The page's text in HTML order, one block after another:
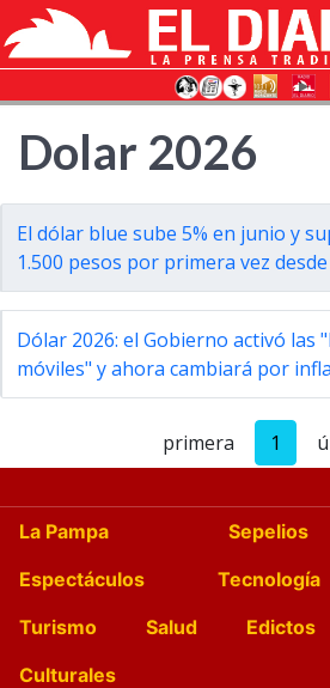
Dolar 2026
El dólar blue sube 5% en junio y
1.500 pesos por primera vez
Dólar 2026: el Gobierno activó las
móviles" y ahora cambiará por
primera 1
La Pampa Sepelios
Espectáculos
Tecnología
Turismo
Salud Edictos
Culturales